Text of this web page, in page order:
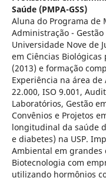
Saúde (PMPA-GSS)
Aluna do Programa de
Administração - Gestão
Universidade Nove de
em Ciências
(2013) e formação
Experiência na área
22.000, ISO 9.001,
Laboratórios, Gestão
Convênios e Projetos
longitudinal da saúde
e diabetes) na USP.
Ambiental em grandes
Biotecnologia com
utilizando hormônios